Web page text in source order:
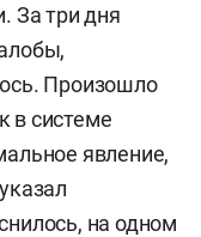
За три дня
Произошло
в системе
явление,
на одном